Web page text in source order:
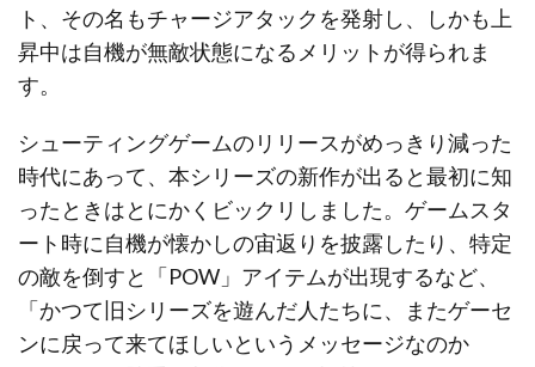
ト、その名もチャージアタックを発射し、しかも上
昇中は自機が無敵状態になるメリットが得られま
す。
シューティングゲームのリリースがめっきり減った
時代にあって、本シリーズの新作が出ると最初に知
ったときはとにかくビックリしました。ゲームスタ
ート時に自機が懐かしの宙返りを披露したり、特定
の敵を倒すと「POW」アイテムが出現するなど、
「かつて旧シリーズを遊んだ人たちに、またゲーセ
ンに戻って来てほしいというメッセージなのか